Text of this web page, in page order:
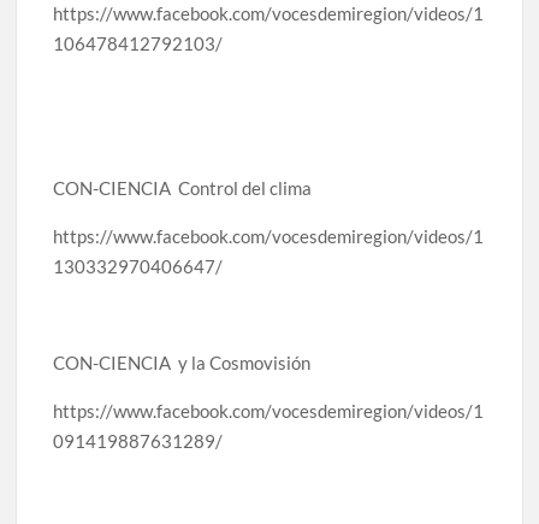
https://www.facebook.com/vocesdemiregion/videos/1
106478412792103/
CON-CIENCIA Control del clima
https://www.facebook.com/vocesdemiregion/videos/1
130332970406647/
CON-CIENCIA y la Cosmovisión
https://www.facebook.com/vocesdemiregion/videos/1
091419887631289/